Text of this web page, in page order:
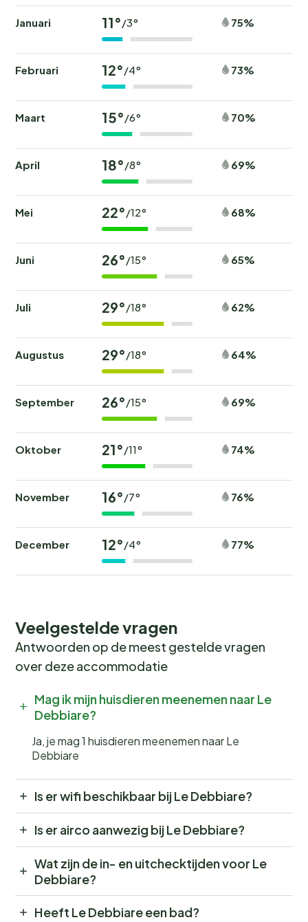
Januari 11°/3° 75%
Februari 12°/4° 73%
Maart 15°/6° 70%
April 18°/8° 69%
Mei 22°/12° 68%
Juni 26°/15° 65%
Juli 29°/18° 62%
Augustus 29°/18° 64%
September 26°/15° 69%
Oktober 21°/11° 74%
November 16°/7° 76%
December 12°/4° 77%
Veelgestelde vragen
Antwoorden op de meest gestelde vragen
over deze accommodatie
Mag ik mijn huisdieren meenemen naar Le
Debbiare?
Ja, je mag 1 huisdieren meenemen naar Le
Debbiare
Is er wifi beschikbaar bij Le Debbiare?
Is er airco aanwezig bij Le Debbiare?
Wat zijn de in- en uitchecktijden voor Le
Debbiare?
Heeft Le Debbiare een bad?